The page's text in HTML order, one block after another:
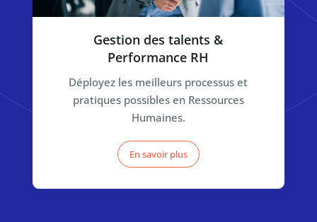
Gestion des talents &
Performance RH
Déployez les meilleurs processus et
pratiques possibles en Ressources
Humaines.
En savoir plus